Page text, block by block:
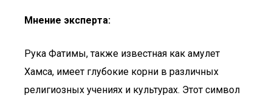
Мнение эксперта:
Рука Фатимы, также известная как амулет
Хамса, имеет глубокие корни в различных
религиозных учениях и культурах. Этот символ